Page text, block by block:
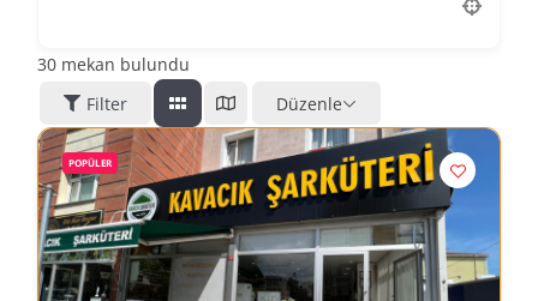
30 mekan bulundu
Filter
Düzenle
POPÜLER